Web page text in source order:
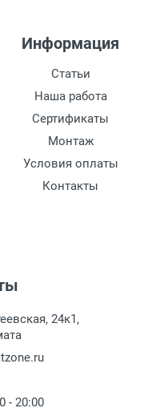
Информация
Статьи
Наша работа
Сертификаты
Монтаж
Условия оплаты
Контакты
24к1,
- 20:00